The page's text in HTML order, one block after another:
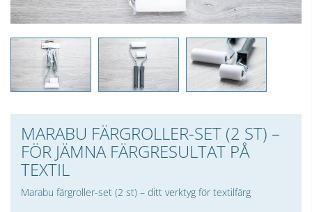
MARABU FÄRGROLLER-SET (2 ST) –
FÖR JÄMNA FÄRGRESULTAT PÅ
TEXTIL
Marabu färgroller-set (2 st) – ditt verktyg för textilfärg